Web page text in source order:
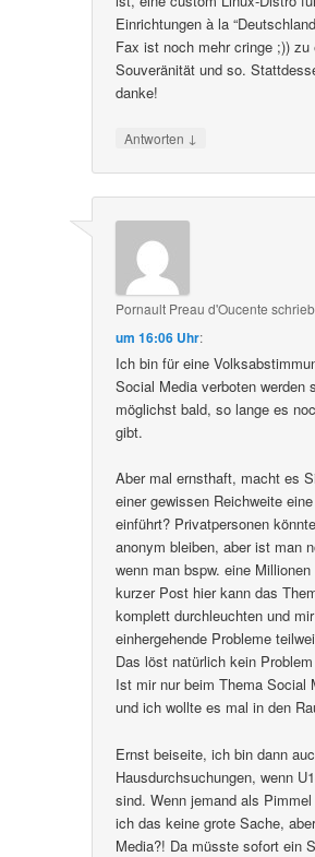
Einrichtungen à la
Fax ist noch mehr cringe ;))
Souveränität und so.
danke!
Antworten ↓
Pornault Preau d'Oucente schrieb
um 16:06 Uhr:
Ich bin für eine
Social Media verboten werden
möglichst bald, so lange es
gibt.
Aber mal ernsthaft, macht es
einer gewissen Reichweite
einführt? Privatpersonen
anonym bleiben, aber ist man
wenn man bspw. eine
kurzer Post hier kann das
komplett durchleuchten und
einhergehende Probleme
Das löst natürlich kein
Ist mir nur beim Thema Social
und ich wollte es mal in den
Ernst beiseite, ich bin dann
Hausdurchsuchungen, wenn
sind. Wenn jemand als
ich das keine grote Sache,
Media?! Da müsste sofort ein